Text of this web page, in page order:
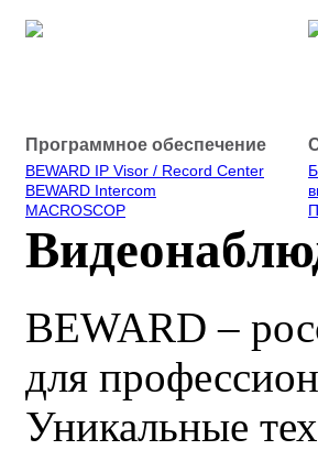
DS06A
Первый домофон со
от 51
Программное обеспечение
BEWARD IP Visor / Record Center
BEWARD Intercom
MACROSCOP
BEWARD –
для
Уникальные